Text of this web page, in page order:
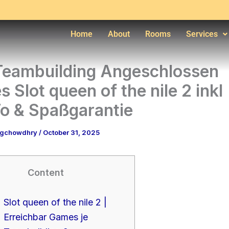
Home About Rooms Services
Angeschlossen
Slot queen of the nile 2 inkl
& Spaßgarantie
/ October 31, 2025
Content
Slot queen of the nile 2 |
Erreichbar Games je